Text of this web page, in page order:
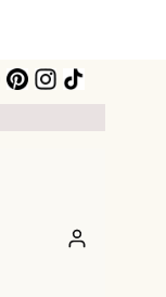
Produkty w